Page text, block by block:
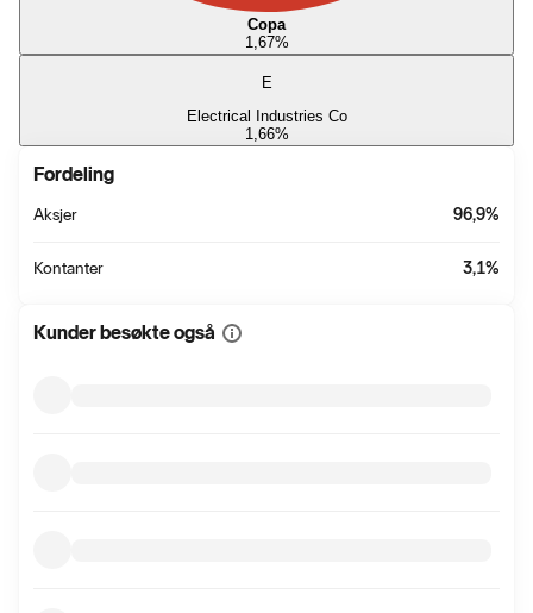
Copa
1,67%
E
Electrical Industries Co
1,66%
Fordeling
Aksjer 96,9%
Kontanter 3,1%
Kunder besøkte også Vis